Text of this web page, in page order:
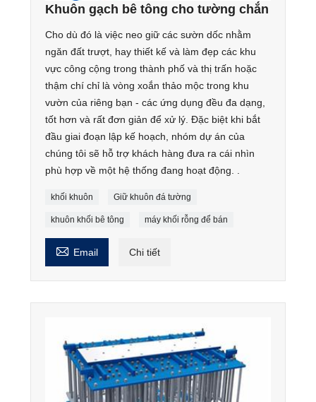
Khuôn gạch bê tông cho tường chắn
Cho dù đó là việc neo giữ các sườn dốc nhằm
ngăn đất trượt, hay thiết kế và làm đẹp các khu
vực công cộng trong thành phố và thị trấn hoặc
thậm chí chỉ là vòng xoắn thảo mộc trong khu
vườn của riêng bạn - các ứng dụng đều đa dạng,
tốt hơn và rất đơn giản để xử lý. Đặc biệt khi bắt
đầu giai đoạn lập kế hoạch, nhóm dự án của
chúng tôi sẽ hỗ trợ khách hàng đưa ra cái nhìn
phù hợp về một hệ thống đang hoạt động. .
khối khuôn Giữ khuôn đá tường
khuôn khối bê tông máy khối rỗng để bán
 Email Chi tiết